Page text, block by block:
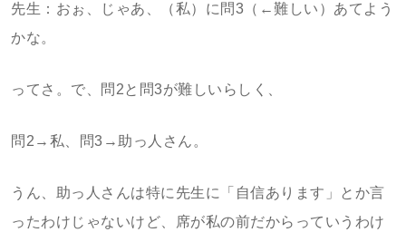
先生：おぉ、じゃあ、（私）に問3（←難しい）あてよう
かな。
ってさ。で、問2と問3が難しいらしく、
問2→私、問3→助っ人さん。
うん、助っ人さんは特に先生に「自信あります」とか言
ったわけじゃないけど、席が私の前だからっていうわけ